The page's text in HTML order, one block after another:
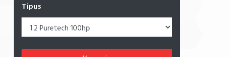
Tipus